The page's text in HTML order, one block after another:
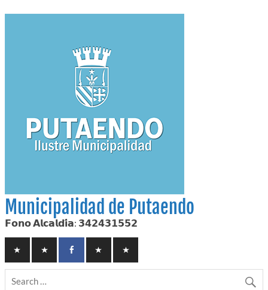
to
Municipalidad de Putaendo
𝗙𝗼𝗻𝗼 𝗔𝗹𝗰𝗮𝗹𝗱𝗶́𝗮: 𝟯𝟰𝟮𝟰𝟯𝟭𝟱𝟱𝟮